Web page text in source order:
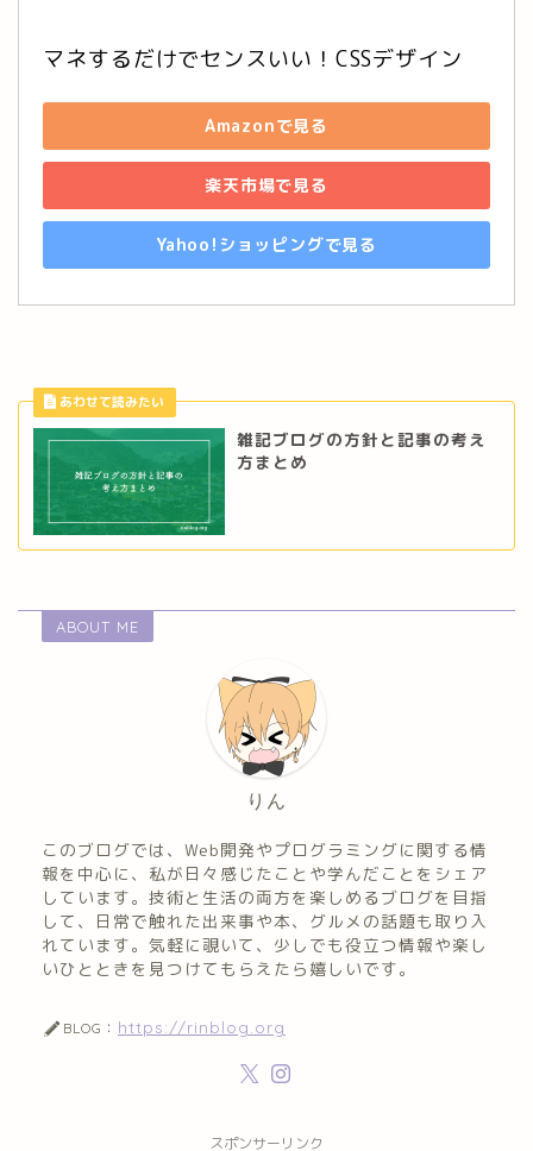
マネするだけでセンスいい！CSSデザイン
Amazonで見る
楽天市場で見る
Yahoo!ショッピングで見る
雑記ブログの方針と記事の考え
方まとめ
ABOUT ME
りん
このブログでは、Web開発やプログラミングに関する情
報を中心に、私が日々感じたことや学んだことをシェア
しています。技術と生活の両方を楽しめるブログを目指
して、日常で触れた出来事や本、グルメの話題も取り入
れています。気軽に覗いて、少しでも役立つ情報や楽し
いひとときを見つけてもらえたら嬉しいです。
BLOG： https://rinblog.org
スポンサーリンク